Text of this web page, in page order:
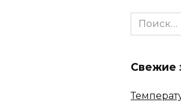
Search
for:
Свежие